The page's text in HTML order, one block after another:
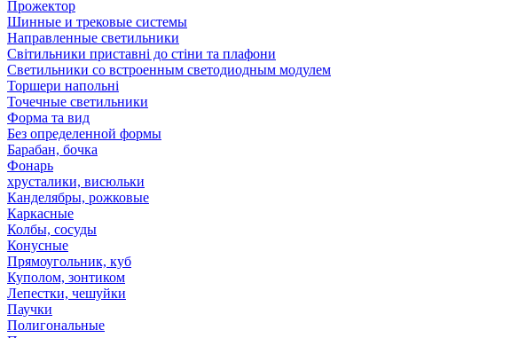
Прожектор
Шинные и трековые системы
Направленные светильники
Світильники приставні до стіни та плафони
Светильники со встроенным светодиодным модулем
Торшери напольні
Точечные светильники
Форма та вид
Без определенной формы
Барабан, бочка
Фонарь
хрусталики, висюльки
Канделябры, рожковые
Каркасные
Колбы, сосуды
Конусные
Прямоугольник, куб
Куполом, зонтиком
Лепестки, чешуйки
Паучки
Полигональные